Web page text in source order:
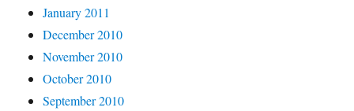
January 2011
December 2010
November 2010
October 2010
September 2010